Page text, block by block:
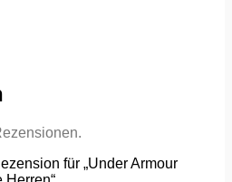
für „Under Armour